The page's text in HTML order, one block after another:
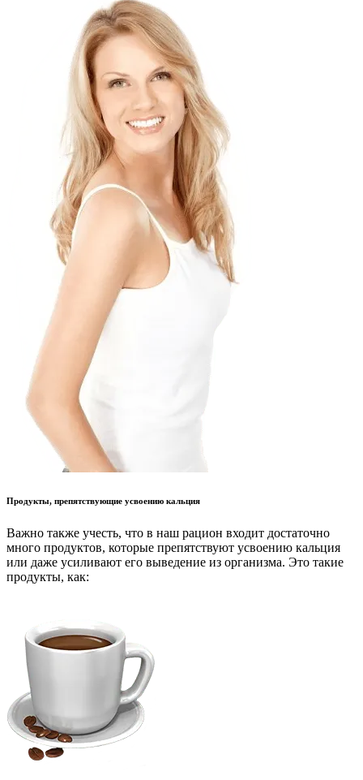
Продукты, препятствующие усвоению кальция
Важно также учесть, что в наш рацион входит достаточно
много продуктов, которые препятствуют усвоению кальция
или даже усиливают его выведение из организма. Это такие
продукты, как: